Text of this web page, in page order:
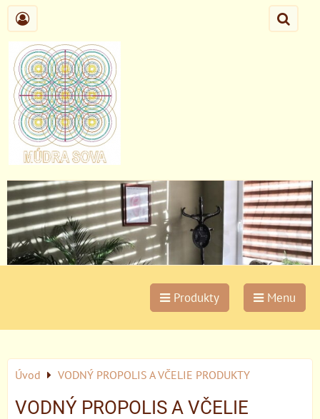
Produkty Menu
Úvod VODNÝ PROPOLIS A VČELIE PRODUKTY
VODNÝ PROPOLIS A VČELIE